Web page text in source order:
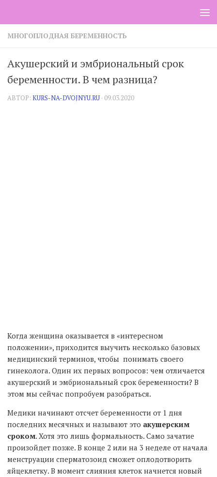
МНОГОПЛОДНАЯ БЕРЕМЕННОСТЬ
Акушерский и эмбриональный срок
беременности. В чем разница?
АВТОР: KURS-NA-DVOJNYU.RU · 09.03.2020
Когда женщина оказывается в «интересном
положении», приходится выучить несколько базовых
медицинский терминов, чтобы понимать своего
гинеколога. Один их первых вопросов: чем отличается
акушерский и эмбриональный срок беременности? В
этом мы сейчас попробуем разобраться.
Медики начинают отсчет беременности от 1 дня
последних месячных и называют это акушерским
сроком. Хотя это лишь формальность. Само зачатие
произойдет позже. В конце 2 или на 3 неделе от начала
менструации сперматозоид сможет оплодотворить
яйцеклетку. В момент слияния клеток начнется новый